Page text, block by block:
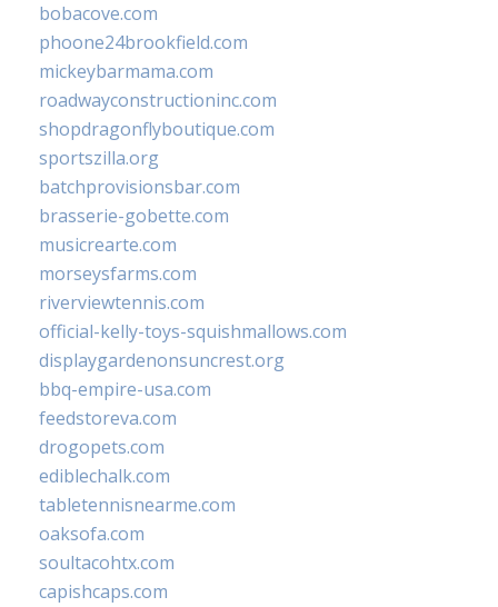
bobacove.com
phoone24brookfield.com
mickeybarmama.com
roadwayconstructioninc.com
shopdragonflyboutique.com
sportszilla.org
batchprovisionsbar.com
brasserie-gobette.com
musicrearte.com
morseysfarms.com
riverviewtennis.com
official-kelly-toys-squishmallows.com
displaygardenonsuncrest.org
bbq-empire-usa.com
feedstoreva.com
drogopets.com
ediblechalk.com
tabletennisnearme.com
oaksofa.com
soultacohtx.com
capishcaps.com